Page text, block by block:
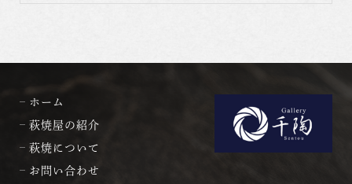
ホーム
萩焼屋の紹介
萩焼について
お問い合わせ